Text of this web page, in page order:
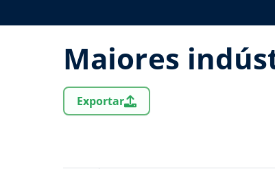
Maiores
Exportar